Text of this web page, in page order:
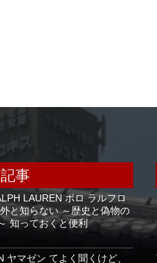
事
LAUREN ポロ ラルフロ
と知らない ～歴史と偽物の
知っておくと便利
ヤマゼン てよく聞くけど、